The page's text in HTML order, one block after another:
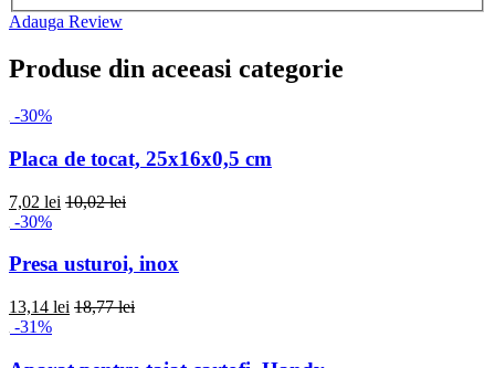
Adauga Review
Produse din aceeasi categorie
-30%
Placa de tocat, 25x16x0,5 cm
7,02 lei 10,02 lei
-30%
Presa usturoi, inox
13,14 lei 18,77 lei
-31%